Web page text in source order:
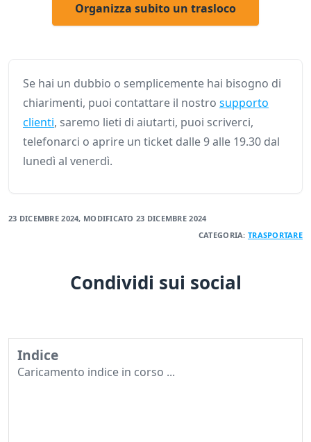
Organizza subito un trasloco
Se hai un dubbio o semplicemente hai bisogno di
chiarimenti, puoi contattare il nostro supporto
clienti, saremo lieti di aiutarti, puoi scriverci,
telefonarci o aprire un ticket dalle 9 alle 19.30 dal
lunedì al venerdì.
23 DICEMBRE 2024, MODIFICATO 23 DICEMBRE 2024
CATEGORIA: TRASPORTARE
Condividi sui social
Indice
Caricamento indice in corso ...